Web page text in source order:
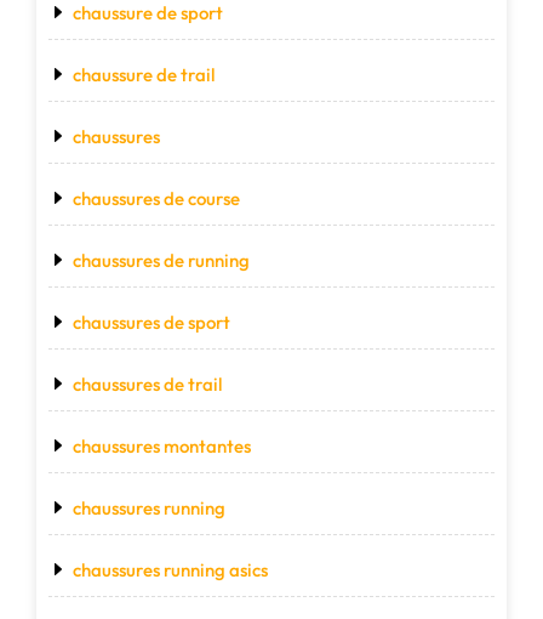
chaussure de sport
chaussure de trail
chaussures
chaussures de course
chaussures de running
chaussures de sport
chaussures de trail
chaussures montantes
chaussures running
chaussures running asics